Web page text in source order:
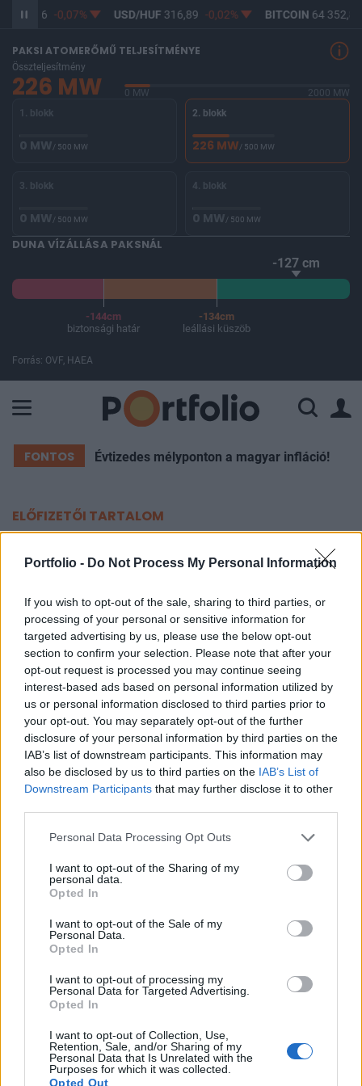
Portfolio - Do Not Process My Personal Information
If you wish to opt-out of the sale, sharing to third parties, or
processing of your personal or sensitive information for
targeted advertising by us, please use the below opt-out
section to confirm your selection. Please note that after your
opt-out request is processed you may continue seeing
interest-based ads based on personal information utilized by
us or personal information disclosed to third parties prior to
your opt-out. You may separately opt-out of the further
disclosure of your personal information by third parties on the
IAB’s list of downstream participants. This information may
also be disclosed by us to third parties on the IAB’s List of
Downstream Participants that may further disclose it to other
Personal Data Processing Opt Outs
I want to opt-out of the Sharing of my
personal data.
Opted In
I want to opt-out of the Sale of my
Personal Data.
Opted In
I want to opt-out of processing my
Personal Data for Targeted Advertising.
Opted In
I want to opt-out of Collection, Use,
Retention, Sale, and/or Sharing of my
Personal Data that Is Unrelated with the
Purposes for which it was collected.
Opted Out
365,16 -0,07% USD/HUF316,89 -0,02% BITCOIN64 352,85
PAKSI ATOMERŐMŰ TELJESÍTMÉNYE
Összteljesítmény
226 MW 0 MW
2000 MW
1. blokk
0 MW/ 500 MW
2. blokk
226 MW/ 500 MW
3. blokk
0 MW/ 500 MW
4. blokk
0 MW/ 500 MW
DUNA VÍZÁLLÁSA PAKSNÁL
-127 cm
-144cm
biztonsági határ
-134cm
leállási küszöb
Forrás: OVF, HAEA
FONTOS Évtizedes mélyponton a magyar infláció!
ELŐFIZETŐI TARTALOM
Hamarosan indul a BMW-gyár
Portfolio
2019. december 05. 16:07
A Market Építő Zrt. telepíti a debreceni BMW-gyár
felvonulási létesítményeit, a megbízás az építési
konténerváros felépítéséről szól, vagyis a terület
ideiglenes víz-és szennyvíz hálózatának
biztosítását, valamint az építési térvilágítást, az
építési energiaellátást és az aszfaltozott építési
A Market Építő Zrt. nyerte el a BMW Manufacturing
Hungary Kft. által a felvonulási létesítmények
megvalósítására elsőként kiírt pályázatot. A megbízás az
építési konténerváros felépítéséről szól, mely egyúttal a
leendő gyár generálkivitelezője számára biztosítja az
organizációs terület ideiglenes víz-és szennyvíz hálózatát,
valamint az építési térvilágítást...
KEDVES OLVASÓNK!
A keresett cikk a portfolio.hu hírarchívumához
tartozik, melynek olvasása előfizetéses